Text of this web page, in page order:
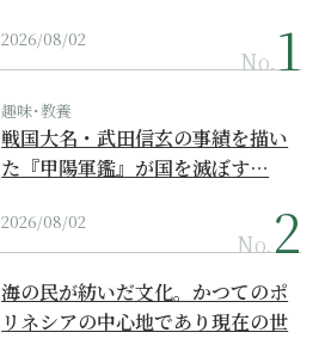
2026/08/02
No.
趣味･教養
戦国大名・武田信玄の事績を描い
た『甲陽軍鑑』が国を滅ぼす…
2026/08/02
No.
海の民が紡いだ文化。かつてのポ
リネシアの中心地であり現在の世